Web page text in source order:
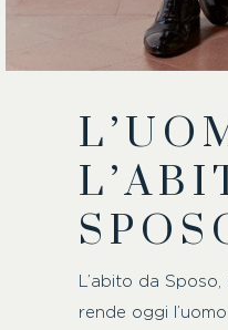
L’abito da
rende oggi